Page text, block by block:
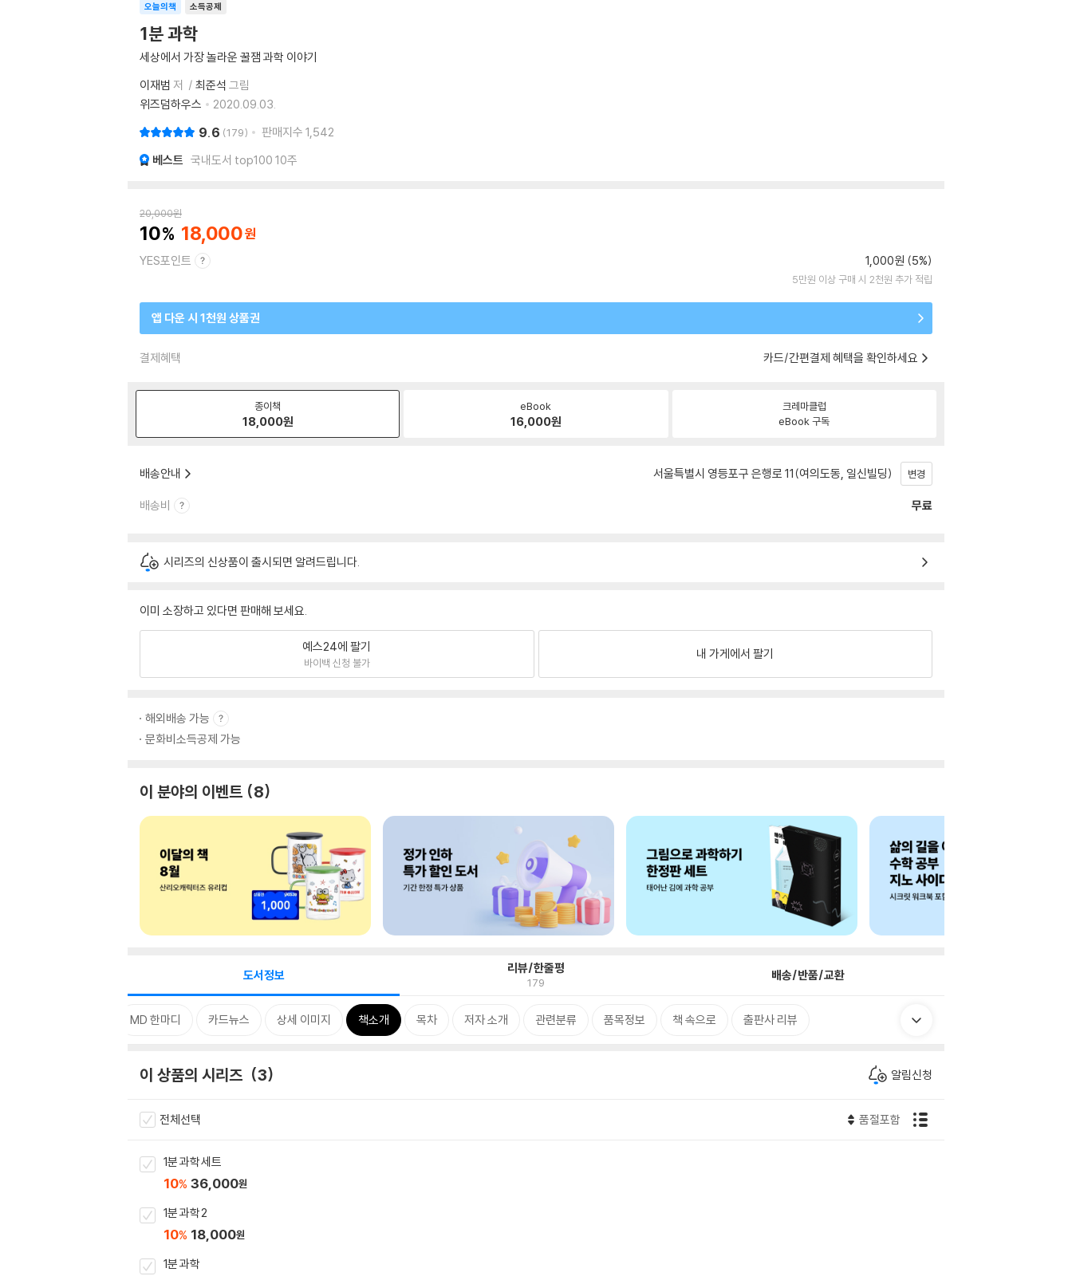
소득공제
오늘의책
1분 과학
세상에서 가장 놀라운 꿀잼 과학 이야기
이재범 저 최준석 그림
위즈덤하우스
2020.09.03.
9.6 179 판매지수 1,542
베스트 국내도서 top100 10주
20,000원
10 18,000
YES포인트 1,000원 (5%)
5만원 이상 구매 시 2천원 추가 적립
앱 다운 시 1천원 상품권
결제혜택 카드/간편결제 혜택을 확인하세요
종이책
18,000원
eBook
16,000원
크레마클럽
eBook 구독
배송안내 서울특별시 영등포구 은행로 11(여의도동, 일신빌딩) 변경
배송비 무료
시리즈의 신상품이 출시되면 알려드립니다.
이미 소장하고 있다면 판매해 보세요.
예스24에 팔기
바이백 신청 불가
내 가게에서 팔기
해외배송 가능
문화비소득공제 가능
이 분야의 이벤트 8
도서정보 리뷰/한줄평
179 배송/반품/교환
MD 한마디 카드뉴스 상세 이미지 책소개 목차 저자 소개 관련분류 품목정보 책 속으로 출판사 리뷰
이 상품의 시리즈 3 알림신청
전체선택 품절포함
1분 과학 세트
10% 36,000원
1분 과학 2
10% 18,000원
1분 과학